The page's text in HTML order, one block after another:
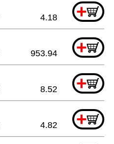
+
4.18
+
953.94
+
8.52
+
4.82